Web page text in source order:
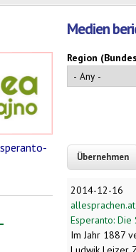
Medien
Region
2014-12-16
allesprachen.at
Esperanto:
Im Jahr 1887